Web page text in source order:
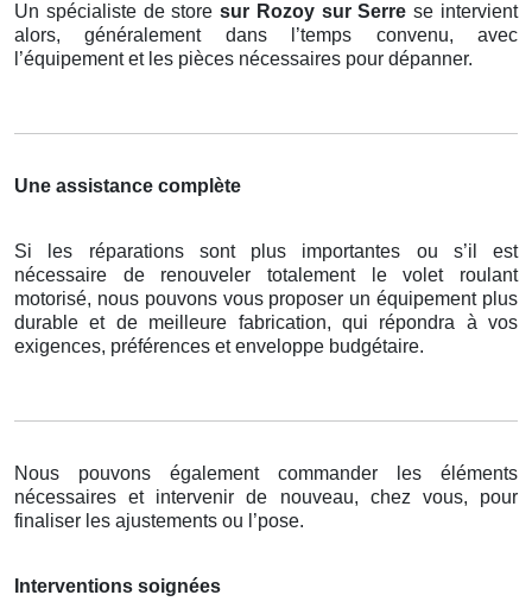
Un spécialiste de storesur Rozoy sur Serrese intervient
alors, généralement dans l’temps convenu, avec
l’équipement et les pièces nécessaires pour dépanner.
Une assistance complète
Si les réparations sont plus importantes ou s’il est
nécessaire de renouveler totalement le volet roulant
motorisé, nous pouvons vous proposer un équipement plus
durable et de meilleure fabrication, qui répondra à vos
exigences, préférences et enveloppe budgétaire.
Nous pouvons également commander les éléments
nécessaires et intervenir de nouveau, chez vous, pour
finaliser les ajustements ou l’pose.
Interventions soignées